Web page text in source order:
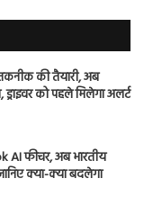
की तैयारी, अब
को पहले मिलेगा अलर्ट
फीचर, अब भारतीय
क्या-क्या बदलेगा